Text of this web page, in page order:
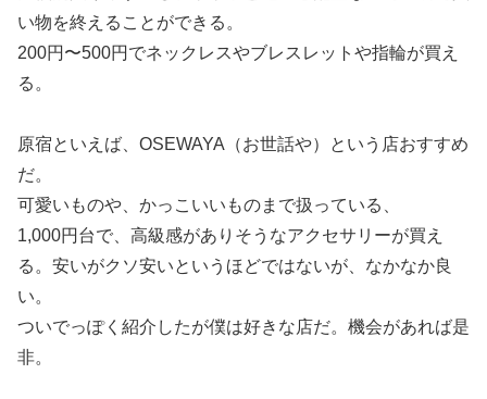
い物を終えることができる。
200円〜500円でネックレスやブレスレットや指輪が買え
る。
原宿といえば、OSEWAYA（お世話や）という店おすすめ
だ。
可愛いものや、かっこいいものまで扱っている、
1,000円台で、高級感がありそうなアクセサリーが買え
る。安いがクソ安いというほどではないが、なかなか良
い。
ついでっぽく紹介したが僕は好きな店だ。機会があれば是
非。